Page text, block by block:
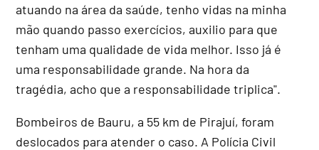
atuando na área da saúde, tenho vidas na minha
mão quando passo exercícios, auxilio para que
tenham uma qualidade de vida melhor. Isso já é
uma responsabilidade grande. Na hora da
tragédia, acho que a responsabilidade triplica".
Bombeiros de Bauru, a 55 km de Pirajuí, foram
deslocados para atender o caso. A Polícia Civil